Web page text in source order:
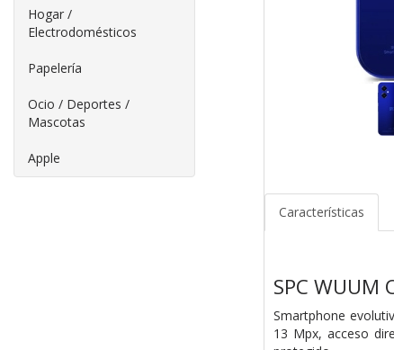
Hogar /
Electrodomésticos
Papelería
Ocio / Deportes /
Mascotas
Apple
Características
SPC WUUM
Smartphone
13 Mpx, acceso